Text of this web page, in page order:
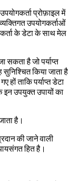
प्रोफ़ाइल में
उपयोगकर्ताओं
के डेटा के साथ मेल
सकता है जो पर्याप्त
किया जाता है
हों ताकि पर्याप्त डेटा
उपयुक्त उपायों का
है।
की जाने वाली
हित है।